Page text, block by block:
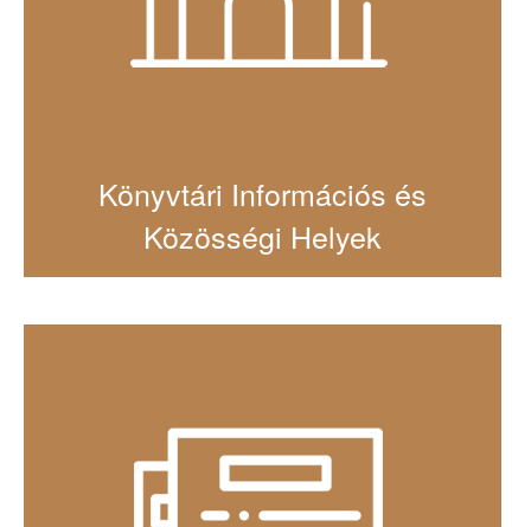
Könyvtári Információs és
Közösségi Helyek